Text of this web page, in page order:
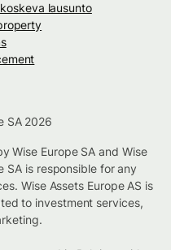
lausunto
SA 2026
Wise Europe SA and Wise
SA is responsible for any
Wise Assets Europe AS is
to investment services,